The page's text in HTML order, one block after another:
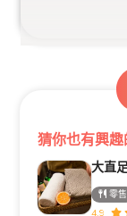
猜你也有興
大直
零售
4.9